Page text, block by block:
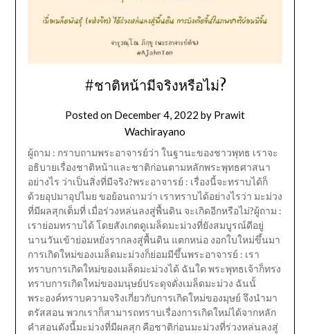
#ชาติหน้ามีจริงหรือไม่?
Posted on December 4, 2022 by Prawit
Wachirayano
ผู้ถาม : กราบถามพระอาจารย์ว่า ในฐานะของชาวพุทธ เราจะ
อธิบายเรื่องชาติหน้าและชาติก่อนตามหลักพระพุทธศาสนา
อย่างไร ว่าเป็นสิ่งที่มีจริง?พระอาจารย์ : เรื่องนี้จะทราบได้ก็
ด้วยอุปมาอุปไมย ขอย้อนถามว่า เราทราบได้อย่างไรว่า มะม่วง
ที่มีผลสุกเต็มที่ เมื่อร่วงหล่นลงสู่พื้นดิน จะเกิดอีกหรือไม่?ผู้ถาม :
เราย่อมทราบได้ โดยสังเกตดูเมล็ดมะม่วงที่ยังสมบูรณ์ดีอยู่
นานวันเข้าย่อมหยั่งรากลงสู่พื้นดิน แตกหน่อ งอกใบใหม่ขึ้นมา
การเกิดใหม่ของเมล็ดมะม่วงก็ย่อมมีขึ้นพระอาจารย์ : เรา
ทราบการเกิดใหม่ของเมล็ดมะม่วงได้ ฉันใด พระพุทธเจ้าก็ทรง
ทราบการเกิดใหม่ของมนุษย์ประดุจดั่งเมล็ดมะม่วง ฉันนั้
พระองค์ทราบความจริงเกี่ยวกับการเกิดใหม่ของมุษย์ จึงนำมา
ตรัสสอน พวกเราก็สามารถทราบเรื่องการเกิดใหม่ได้จากหลัก
คำสอนดังนี้มะม่วงที่มีผลสุก คือชาติก่อนมะม่วงที่ร่วงหล่นลงสู่